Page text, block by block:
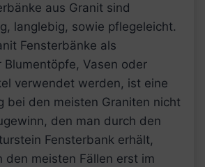
aus Granit sind
langlebig, sowie pflegeleicht.
Fensterbänke als
Vasen oder
verwendet werden, ist eine
bei den meisten Graniten nicht
den man durch den
Fensterbank erhält,
den meisten Fällen erst im